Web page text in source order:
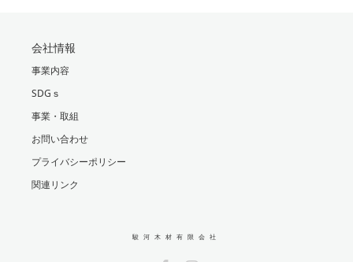
会社情報
事業内容
SDGｓ
事業・取組
お問い合わせ
プライバシーポリシー
関連リンク
駿河木材有限会社